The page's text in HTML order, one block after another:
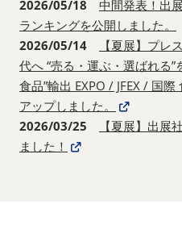
2026/05/18 中間発表！出
ランキングを公開しました。
2026/05/14
【夏展】プレ
代へ “売る・運ぶ・選ばれる
食品”輸出 EXPO / JFEX / 国
アップしました。
2026/03/25
【夏展】出展
ました！